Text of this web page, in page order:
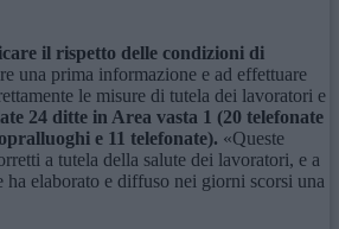
il rispetto delle condizioni di
una prima informazione e ad effettuare
le misure di tutela dei lavoratori e
24 ditte in Area vasta 1 (20 telefonate
e 11 telefonate). «Queste
a tutela della salute dei lavoratori, e a
elaborato e diffuso nei giorni scorsi una